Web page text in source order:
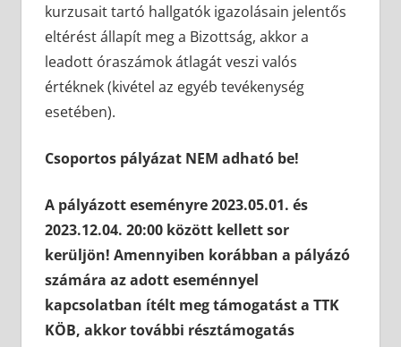
kurzusait tartó hallgatók igazolásain jelentős
eltérést állapít meg a Bizottság, akkor a
leadott óraszámok átlagát veszi valós
értéknek (kivétel az egyéb tevékenység
esetében).
Csoportos pályázatNEM adható be!
A pályázott eseményre 2023.05.01. és
2023.12.04. 20:00 között kellett sor
kerüljön! Amennyiben korábban a pályázó
számára az adott eseménnyel
kapcsolatban ítélt meg támogatást a TTK
KÖB, akkor további résztámogatás